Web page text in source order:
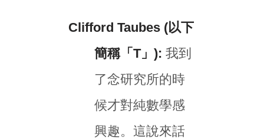
Clifford Taubes (以下
簡稱「T」): 我到
了念研究所的時
候才對純數學感
興趣。這說來話